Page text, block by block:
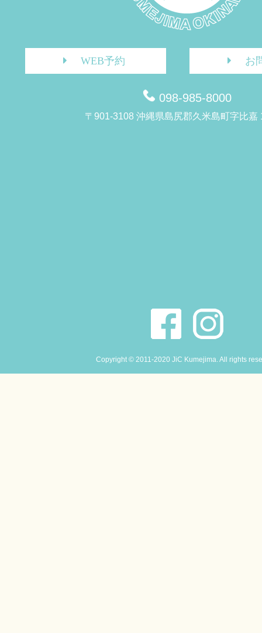
WEB予約 お
098-985-8000
〒901-3108 沖縄県島尻郡久米島町字比嘉
Copyright © 2011-2020 JiC Kumejima. All rights